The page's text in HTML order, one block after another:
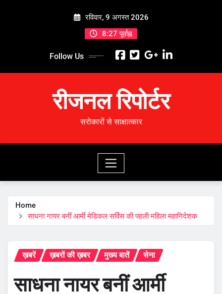
रविवार, 9 अगस्त 2026
8:27 पूर्वाह्न
Follow Us
रीजनल रिपोर्टर
सरोकारों से साक्षात्कार
Home
साधना नायर बनीं आर्मी मेडिकल सर्विस की पहली महिला महानिदेशक
ख़बरें ख़बरों की ख़बर मुख्य बातें सेना
साधना नायर बनीं आर्मी